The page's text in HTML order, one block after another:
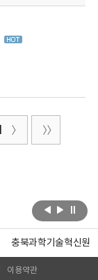
충북과학기술혁신원
이용약관